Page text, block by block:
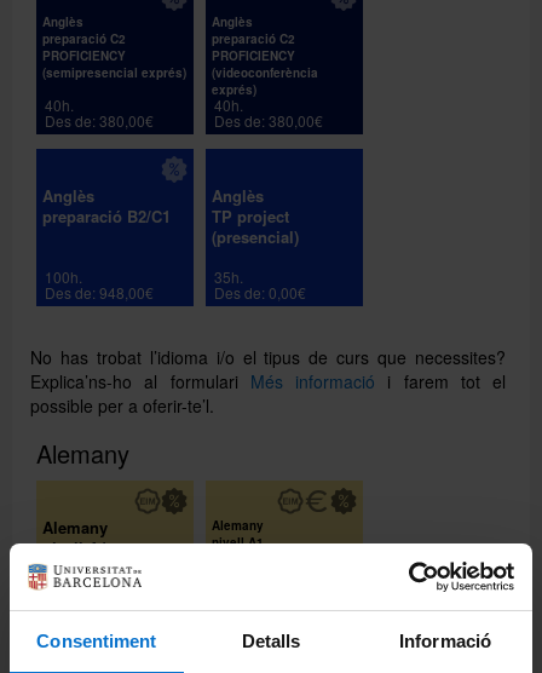
Consentiment Detalls Informació
Anglès
preparació C2
PROFICIENCY
(semipresencial exprés)
40h.
Des de: 380,00€
Anglès
preparació C2
PROFICIENCY
(videoconferència
exprés)
40h.
Des de: 380,00€
Anglès
preparació B2/C1
100h.
Des de: 948,00€
Anglès
TP project
(presencial)
35h.
Des de: 0,00€
No has trobat l’idioma i/o el tipus de curs que necessites?
Explica’ns-ho al formulari Més informació i farem tot el
possible per a oferir-te’l.
Alemany
Alemany
nivell A1
100h.
Alemany
nivell A1
100h.